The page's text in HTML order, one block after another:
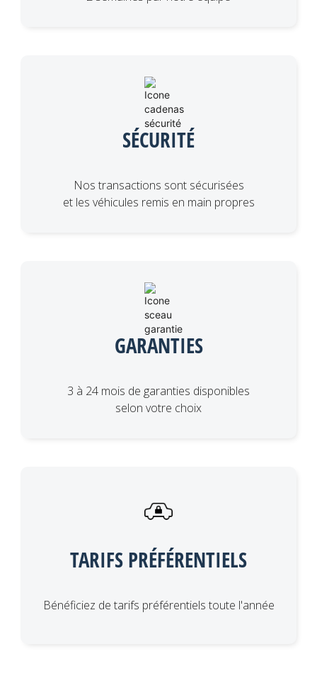
SÉCURITÉ
Nos transactions sont sécurisées
et les véhicules remis en main propres
GARANTIES
3 à 24 mois de garanties disponibles
selon votre choix
TARIFS PRÉFÉRENTIELS
Bénéficiez de tarifs préférentiels toute l'année